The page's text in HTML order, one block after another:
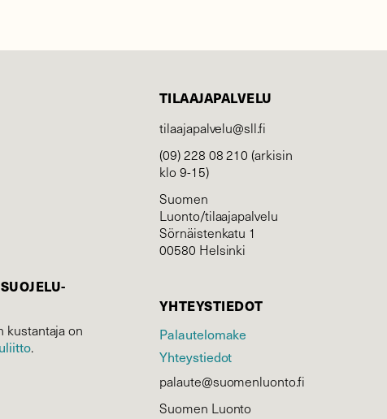
kustantaja on
.
TILAAJAPALVELU
tilaajapalvelu@sll.fi
(09) 228 08 210 (arkisin
klo 9-15)
Suomen
Luonto/tilaajapalvelu
Sörnäistenkatu 1
00580 Helsinki
YHTEYSTIEDOT
Palautelomake
Yhteystiedot
palaute@suomenluonto.fi
Suomen Luonto